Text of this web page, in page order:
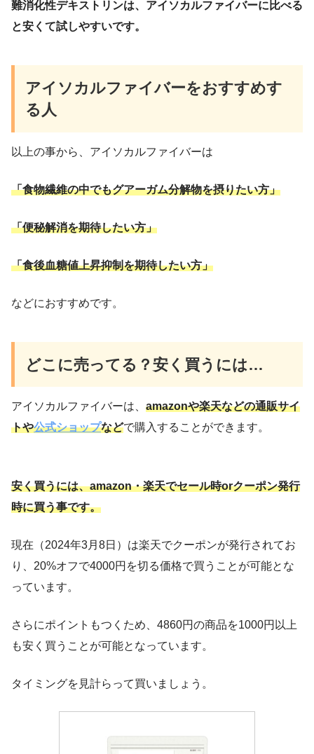
難消化性デキストリンは、アイソカルファイバーに比べる
と安くて試しやすいです。
アイソカルファイバーをおすすめす
る人
以上の事から、アイソカルファイバーは
「食物繊維の中でもグアーガム分解物を摂りたい方」
「便秘解消を期待したい方」
「食後血糖値上昇抑制を期待したい方」
などにおすすめです。
どこに売ってる？安く買うには…
アイソカルファイバーは、 amazonや楽天などの通販サイ
トや公式ショップなどで購入することができます。
安く買うには、amazon・楽天でセール時orクーポン発行
時に買う事です。
現在（2024年3月8日）は楽天でクーポンが発行されてお
り、20%オフで4000円を切る価格で買うことが可能とな
っています。
さらにポイントもつくため、4860円の商品を1000円以上
も安く買うことが可能となっています。
タイミングを見計らって買いましょう。